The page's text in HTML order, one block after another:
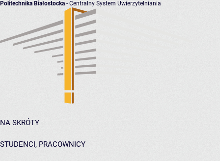
Politechnika Białostocka - Centralny System Uwierzytelniania
NA SKRÓTY
STUDENCI, PRACOWNICY